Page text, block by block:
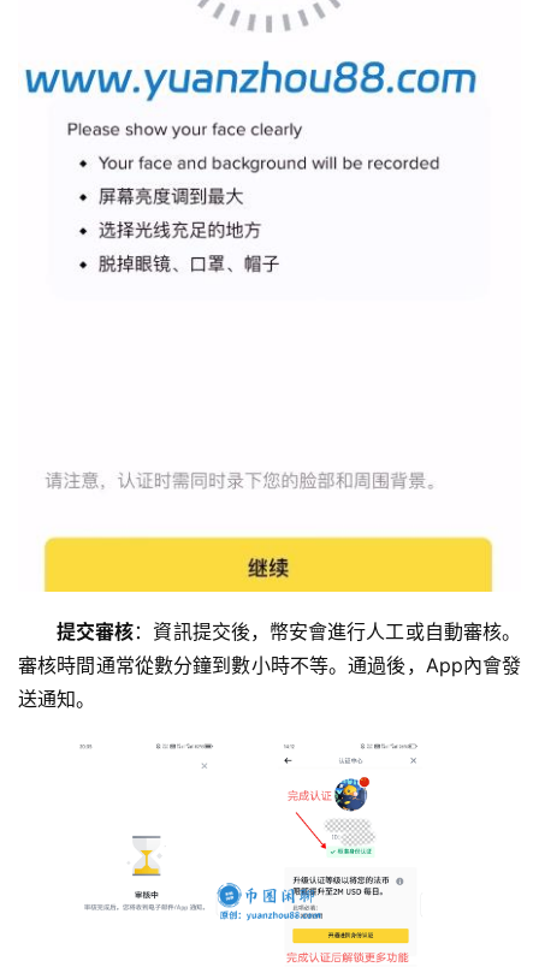
提交審核：資訊提交後，幣安會進行人工或自動審核。
審核時間通常從數分鐘到數小時不等。通過後，App內會發
送通知。